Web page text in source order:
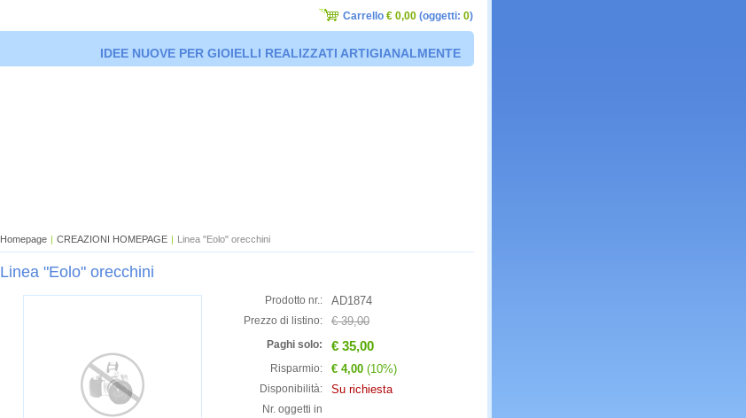
IDEE NUOVE PER GIOIELLI REALIZZATI ARTIGIANALMENTE
Homepage | CREAZIONI HOMEPAGE | Linea "Eolo" orecchini
Linea "Eolo" orecchini
Prodotto nr.: AD1874
Prezzo di listino: € 39,00
Paghi solo: € 35,00
Risparmio: € 4,00 (10%)
Disponibilità: Su richiesta
Nr. oggetti in
Carrello € 0,00 (oggetti: 0)